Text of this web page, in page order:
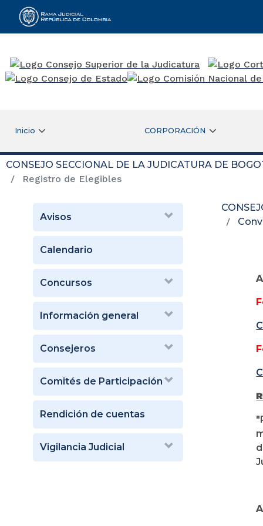
Rama Judicial
Inicio CORPORACIÓN
CONSEJO SECCIONAL DE LA JUDICATURA DE
Registro de Elegibles
Avisos
Calendario
Concursos
Información general
Consejeros
Comités de Participación
Rendición de cuentas
Vigilancia Judicial